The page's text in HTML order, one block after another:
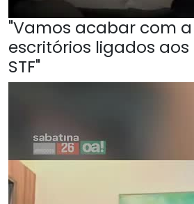
"Vamos acabar com
escritórios ligados
STF"